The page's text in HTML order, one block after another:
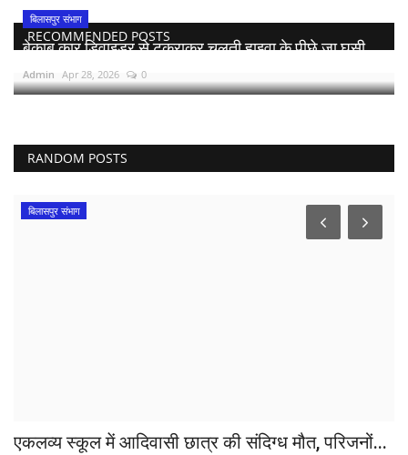
RECOMMENDED POSTS
बिलासपुर संभाग
बेकाबू कार डिवाइडर से टकराकर चलती हाइवा के पीछे जा घुसी,...
Admin Apr 28, 2026 0
RANDOM POSTS
बिलासपुर संभाग
एकलव्य स्कूल में आदिवासी छात्र की संदिग्ध मौत, परिजनों...